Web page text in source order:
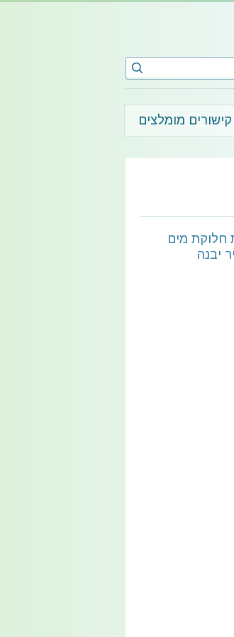
קישורים מומלצים
חלוקת מים
יבנה